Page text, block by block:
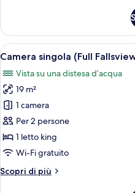
singola,
vista
città
Apri
tutte
le
foto
per
Camera
singola
(Full
Fallsview
Room)
5
Camera singola (Full
Vista su una distesa d’acqua
19 m²
1 camera
Per 2 persone
1 letto king
Wi-Fi gratuito
Scopri di più
Altri